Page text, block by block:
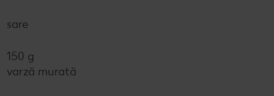
sare
150 g
varză murată